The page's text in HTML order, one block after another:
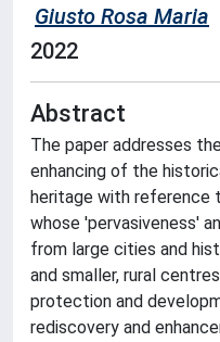
Giusto Rosa Maria
2022
Abstract
The paper addresses
enhancing of the
heritage with reference
whose 'pervasiveness'
from large cities and
and smaller, rural
protection and
rediscovery and